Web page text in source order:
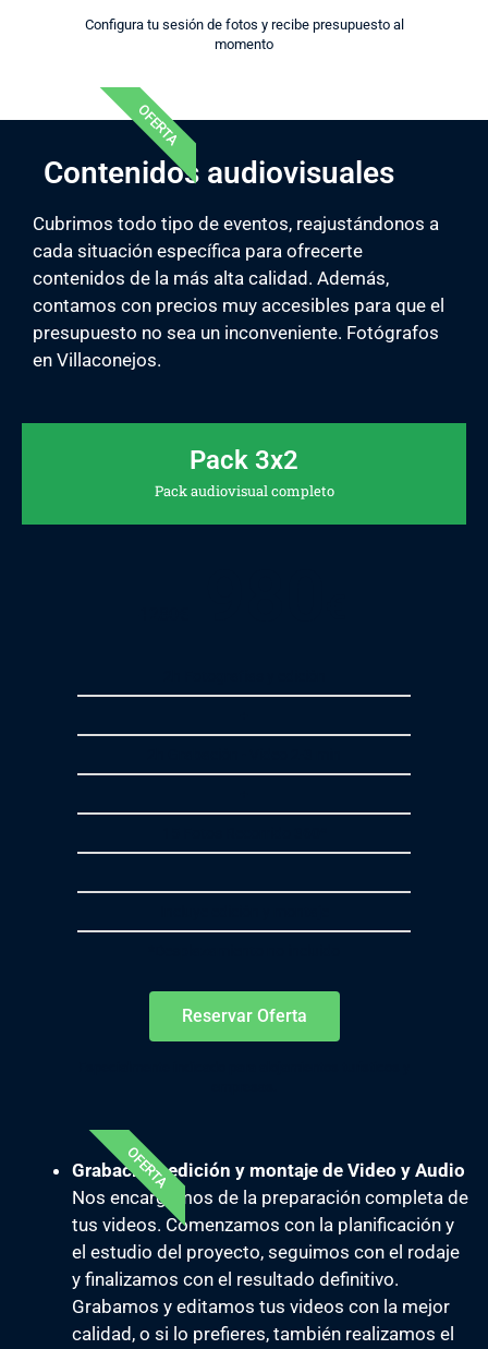
Configura tu sesión de fotos y recibe presupuesto al
momento
OFERTA
Contenidos audiovisuales
Cubrimos todo tipo de eventos, reajustándonos a
cada situación específica para ofrecerte
contenidos de la más alta calidad. Además,
contamos con precios muy accesibles para que el
presupuesto no sea un inconveniente. Fotógrafos
en Villaconejos.
Pack 3x2
Pack audiovisual completo
Reservar Oferta
OFERTA
Grabación, edición y montaje de Video y Audio
Nos encargamos de la preparación completa de
tus videos. Comenzamos con la planificación y
el estudio del proyecto, seguimos con el rodaje
y finalizamos con el resultado definitivo.
Grabamos y editamos tus videos con la mejor
calidad, o si lo prefieres, también realizamos el